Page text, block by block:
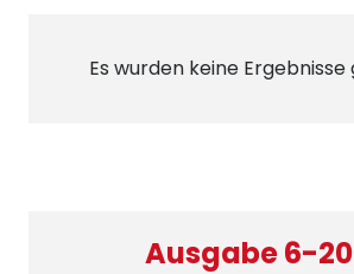
Es wurden keine Ergebnisse
Ausgabe 6-